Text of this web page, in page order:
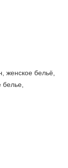
женское бельё,
белье,